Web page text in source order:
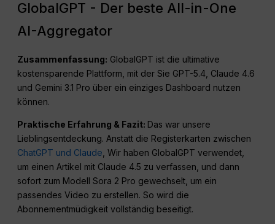
GlobalGPT - Der beste All-in-One
AI-Aggregator
Zusammenfassung: GlobalGPT ist die ultimative
kostensparende Plattform, mit der Sie GPT-5.4, Claude 4.6
und Gemini 3.1 Pro über ein einziges Dashboard nutzen
können.
Praktische Erfahrung & Fazit: Das war unsere
Lieblingsentdeckung. Anstatt die Registerkarten zwischen
ChatGPT und Claude , Wir haben GlobalGPT verwendet,
um einen Artikel mit Claude 4.5 zu verfassen, und dann
sofort zum Modell Sora 2 Pro gewechselt, um ein
passendes Video zu erstellen. So wird die
Abonnementmüdigkeit vollständig beseitigt.